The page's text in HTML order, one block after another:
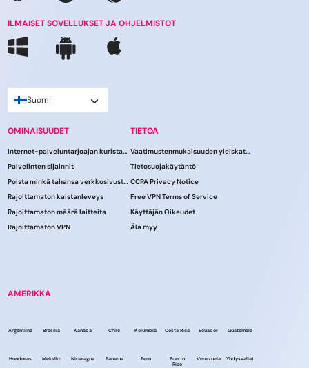
ILMAISET SOVELLUKSET JA OHJELMISTOT
Suomi
OMINAISUUDET
Internet-palveluntarjoajan kuristaminen
Palvelinten sijainnit
Poista minkä tahansa verkkosivuston esto
Rajoittamaton kaistanleveys
Rajoittamaton määrä laitteita
Rajoittamaton VPN
TIETOA
Vaatimustenmukaisuuden yleiskatsaus
Tietosuojakäytäntö
CCPA Privacy Notice
Free VPN Terms of Service
Käyttäjän Oikeudet
Älä myy
AMERIKKA
Argentiina Brasilia Kanada Chile Kolumbia Costa Rica Ecuador Guatemala
Honduras Meksiko Nicaragua Panama Peru
Puerto
Rico
Venezuela Yhdysvallat